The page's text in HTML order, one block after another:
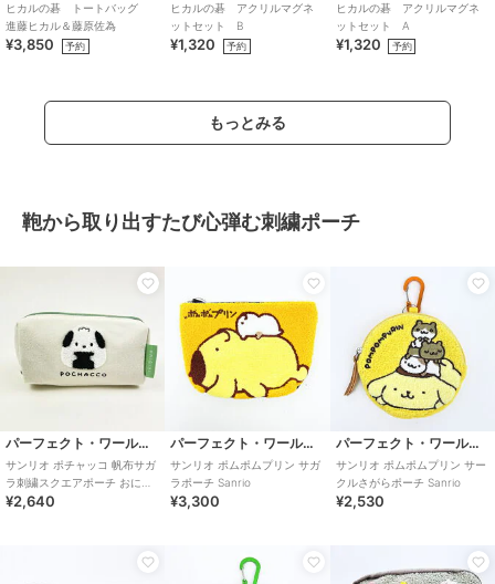
ヒカルの碁 トートバッグ
進藤ヒカル＆藤原佐為
¥3,850 予約
ヒカルの碁 アクリルマグネ
ットセット B
¥1,320 予約
ヒカルの碁 アクリルマグネ
ットセット A
¥1,320 予約
もっとみる
鞄から取り出すたび心弾む刺繍ポーチ
パーフェクト・ワールド・トーキョー
サンリオ ポチャッコ 帆布サガ
ラ刺繍スクエアポーチ おにぎ
¥2,640
パーフェクト・ワールド・トーキョー
サンリオ ポムポムプリン サガ
ラポーチ Sanrio
¥3,300
パーフェクト・ワールド・トーキョー
サンリオ ポムポムプリン サー
クルさがらポーチ Sanrio
¥2,530